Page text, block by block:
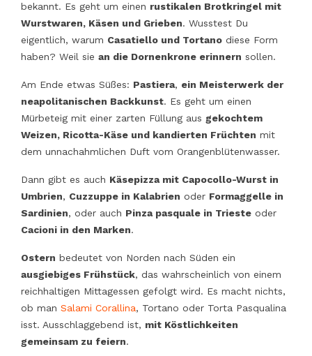
bekannt. Es geht um einen rustikalen Brotkringel mit
Wurstwaren, Käsen und Grieben. Wusstest Du
eigentlich, warum Casatiello und Tortano diese Form
haben? Weil sie an die Dornenkrone erinnern sollen.
Am Ende etwas Süßes: Pastiera, ein Meisterwerk der
neapolitanischen Backkunst. Es geht um einen
Mürbeteig mit einer zarten Füllung aus gekochtem
Weizen, Ricotta-Käse und kandierten Früchten mit
dem unnachahmlichen Duft vom Orangenblütenwasser.
Dann gibt es auch Käsepizza mit Capocollo-Wurst in
Umbrien, Cuzzuppe in Kalabrien oder Formaggelle in
Sardinien, oder auch Pinza pasquale in Trieste oder
Cacioni in den Marken.
Ostern bedeutet von Norden nach Süden ein
ausgiebiges Frühstück, das wahrscheinlich von einem
reichhaltigen Mittagessen gefolgt wird. Es macht nichts,
ob man Salami Corallina, Tortano oder Torta Pasqualina
isst. Ausschlaggebend ist, mit Köstlichkeiten
gemeinsam zu feiern.